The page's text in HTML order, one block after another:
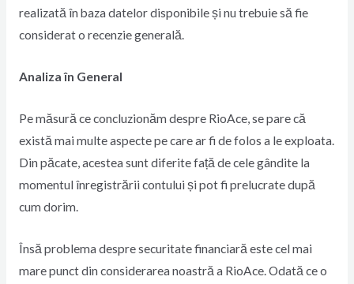
realizată în baza datelor disponibile și nu trebuie să fie
considerat o recenzie generală.
Analiza în General
Pe măsură ce concluzionăm despre RioAce, se pare că
există mai multe aspecte pe care ar fi de folos a le exploata.
Din păcate, acestea sunt diferite față de cele gândite la
momentul înregistrării contului și pot fi prelucrate după
cum dorim.
Însă problema despre securitate financiară este cel mai
mare punct din considerarea noastră a RioAce. Odată ce o